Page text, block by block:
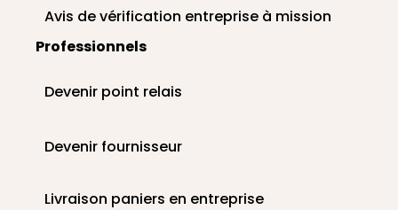
Avis de vérification entreprise à mission
Professionnels
Devenir point relais
Devenir fournisseur
Livraison paniers en entreprise